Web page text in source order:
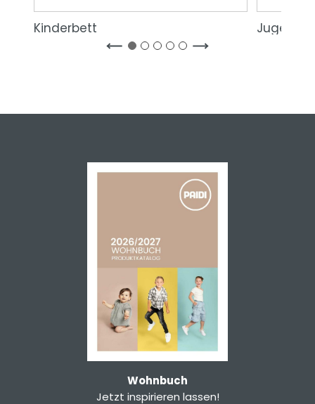
Kinderbett
Wohnbuch
Jetzt inspirieren lassen!